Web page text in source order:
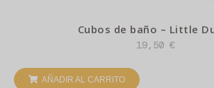
Cubos de baño – Little
19,50 €
AÑADIR AL CARRITO